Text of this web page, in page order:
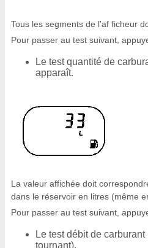
Tous les segments de l'af ficheur
Pour passer au test suivant,
Le test quantité de
apparaît.
La valeur affichée doit
dans le réservoir en litres (même
Pour passer au test suivant,
Le test débit de
tournant).